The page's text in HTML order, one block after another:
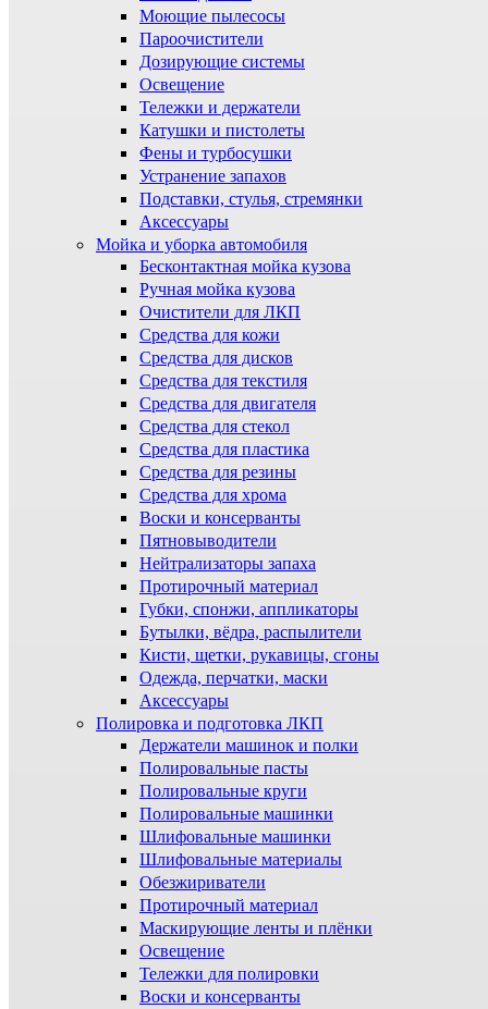
Моющие пылесосы
Пароочистители
Дозирующие системы
Освещение
Тележки и держатели
Катушки и пистолеты
Фены и турбосушки
Устранение запахов
Подставки, стулья, стремянки
Аксессуары
Мойка и уборка автомобиля
Бесконтактная мойка кузова
Ручная мойка кузова
Очистители для ЛКП
Средства для кожи
Средства для дисков
Средства для текстиля
Средства для двигателя
Средства для стекол
Средства для пластика
Средства для резины
Средства для хрома
Воски и консерванты
Пятновыводители
Нейтрализаторы запаха
Протирочный материал
Губки, спонжи, аппликаторы
Бутылки, вёдра, распылители
Кисти, щетки, рукавицы, сгоны
Одежда, перчатки, маски
Аксессуары
Полировка и подготовка ЛКП
Держатели машинок и полки
Полировальные пасты
Полировальные круги
Полировальные машинки
Шлифовальные машинки
Шлифовальные материалы
Обезжириватели
Протирочный материал
Маскирующие ленты и плёнки
Освещение
Тележки для полировки
Воски и консерванты